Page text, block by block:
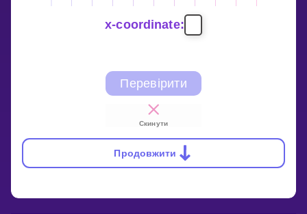
x-coordinate:
Перевірити
Скинути
Продовжити